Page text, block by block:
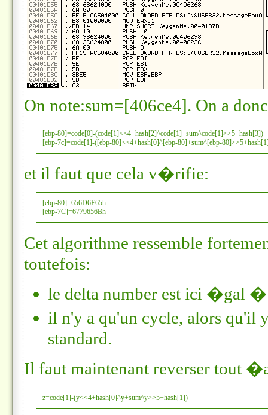
On note:sum=[406ce4]. On a
[ebp-80]=code[0]-(code[1]<<4+hash[2]^code[1]+sum^code[1]>>5+hash[3])
[ebp-7c]=code[1]-([ebp-80]<<4+hash[0]^[ebp-80]+sum^[ebp-
et il faut que cela v�rifie:
[ebp-80]=656D6E65h
[ebp-7C]=6779656Bh
Cet algorithme ressemble
toutefois:
le delta number est ici �gal
il n'y a qu'un cycle, alors
standard.
Il faut maintenant reverser tout
z=code[1]-(y<<4+hash[0]^y+sum^y>>5+hash[1])